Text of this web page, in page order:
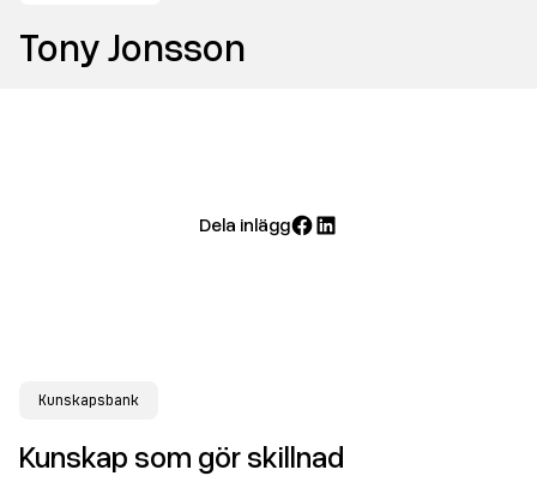
Tony Jonsson
Dela inlägg
DelaDela
Kunskapsbank
Kunskap som gör skillnad